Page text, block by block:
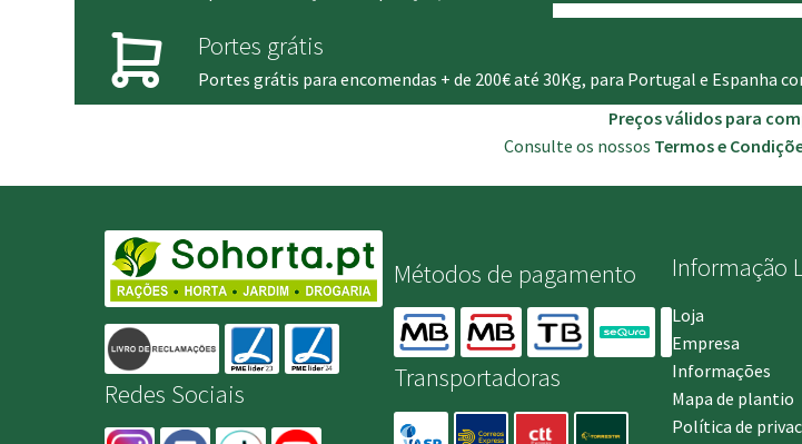
Portes grátis
Portes grátis para encomendas + de 200€ até 30Kg, para Portugal e Espanha
Preços válidos para
Consulte os nossos Termos e
Redes Sociais
Métodos de pagamento
Transportadoras
Informação
Loja
Empresa
Informações
Mapa de plantio
Política de